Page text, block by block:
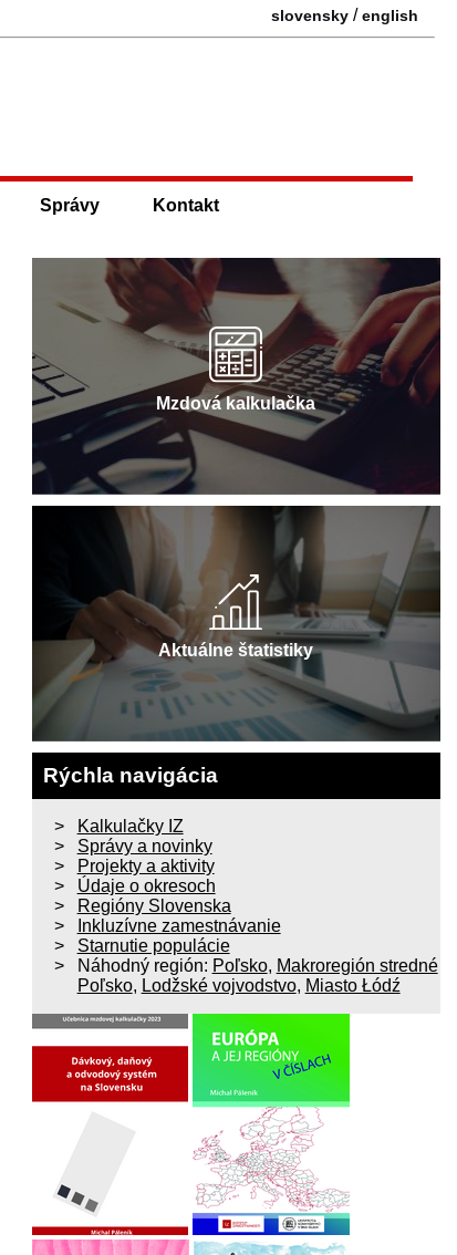
slovensky /english
Správy Kontakt
Mzdová kalkulačka
Aktuálne štatistiky
Rýchla navigácia
Kalkulačky IZ
Správy a novinky
Projekty a aktivity
Údaje o okresoch
Regióny Slovenska
Inkluzívne zamestnávanie
Starnutie populácie
Náhodný región: Poľsko, Makroregión stredné
Poľsko, Lodžské vojvodstvo, Miasto Łódź